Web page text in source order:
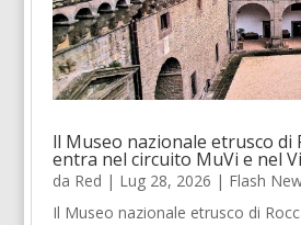
ll Museo nazionale etrusco di
entra nel circuito MuVi e nel
da Red | Lug 28, 2026 | Flash
Il Museo nazionale etrusco di